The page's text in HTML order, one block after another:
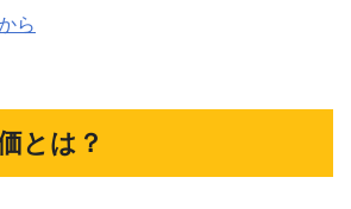
ら
とは？